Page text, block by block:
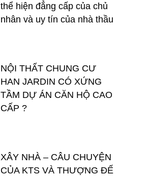
thể hiện đẳng cấp của chủ
nhân và uy tín của nhà thầu
NỘI THẤT CHUNG CƯ
HAN JARDIN CÓ XỨNG
TẦM DỰ ÁN CĂN HỘ CAO
CẤP ?
XÂY NHÀ – CÂU CHUYỆN
CỦA KTS VÀ THƯỢNG ĐẾ